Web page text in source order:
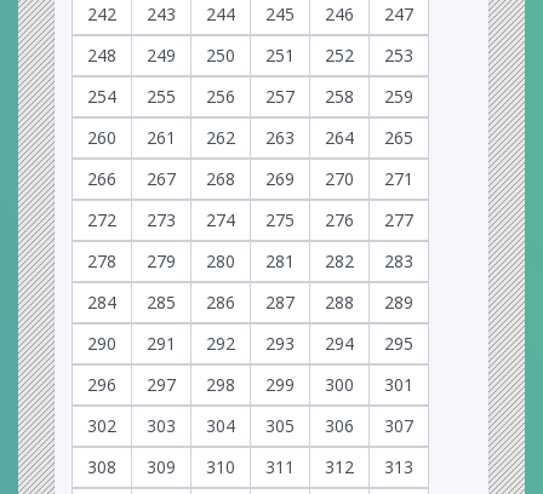
242
243 244 245 246
247
248
249 250 251 252
253
254
255 256 257 258
259
260
261 262 263 264
265
266
267 268 269 270
271
272
273 274 275 276
277
278
279 280 281 282
283
284
285 286 287 288
289
290
291 292 293 294
295
296
297 298 299 300
301
302
303 304 305 306
307
308
309 310 311 312
313